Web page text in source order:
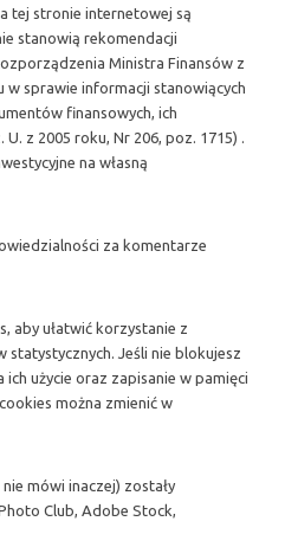
tej stronie internetowej są
stanowią rekomendacji
Ministra Finansów z
w sprawie informacji stanowiących
finansowych, ich
z 2005 roku, Nr 206, poz. 1715) .
na własną
za komentarze
aby ułatwić korzystanie z
statystycznych. Jeśli nie blokujesz
użycie oraz zapisanie w pamięci
można zmienić w
mówi inaczej) zostały
Club, Adobe Stock,